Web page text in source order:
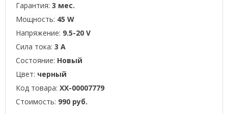
Гарантия: 3 мес.
Мощность: 45 W
Напряжение: 9.5-20 V
Сила тока: 3 А
Состояние: Новый
Цвет: черный
Код товара: XX-00007779
Стоимость: 990 руб.